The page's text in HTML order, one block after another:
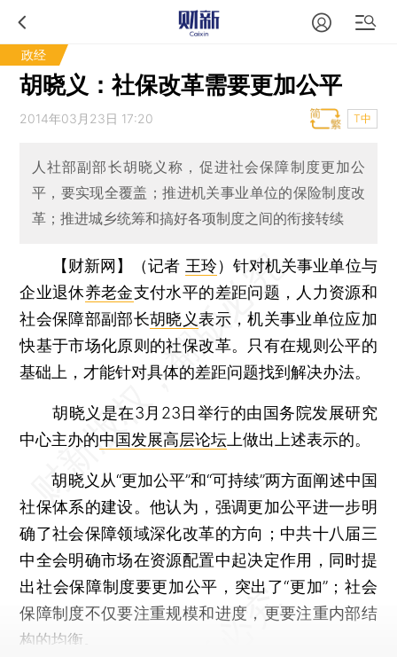
政经
胡晓义：社保改革需要更加公平
2014年03月23日 17:20 T中
人社部副部长胡晓义称，促进社会保障制度更加公
平，要实现全覆盖；推进机关事业单位的保险制度改
革；推进城乡统筹和搞好各项制度之间的衔接转续
【财新网】（记者 王玲） 针对机关事业单位与
企业退休养老金支付水平的差距问题，人力资源和
社会保障部副部长胡晓义表示，机关事业单位应加
快基于市场化原则的社保改革。只有在规则公平的
基础上，才能针对具体的差距问题找到解决办法。
胡晓义是在3月23日举行的由国务院发展研究
中心主办的中国发展高层论坛 上做出上述表示的。
胡晓义从“更加公平”和“可持续”两方面阐述中国
社保体系的建设。他认为，强调更加公平进一步明
确了社会保障领域深化改革的方向；中共十八届三
中全会明确市场在资源配置中起决定作用，同时提
出社会保障制度要更加公平，突出了“更加”；社会
保障制度不仅要注重规模和进度，更要注重内部结
构的均衡。